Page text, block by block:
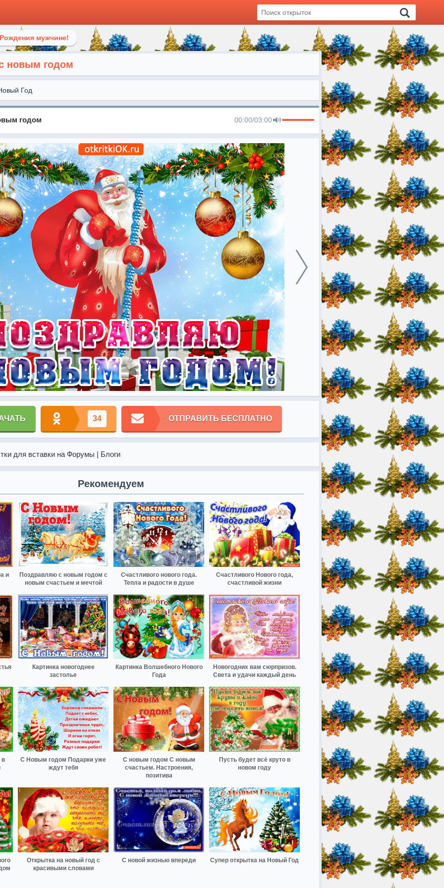
мужчине!
новым годом
Год
годом 00:00/03:00
34 ОТПРАВИТЬ БЕСПЛАТНО
для вставки на Форумы | Блоги
Рекомендуем
и
Поздравляю с новым годом с
новым счастьем и мечтой
Счастливого нового года.
Тепла и радости в душе
Счастливого Нового года,
счастливой жизни
Картинка новогоднее
застолье
Картинка Волшебного Нового
Года
Новогодних вам сюрпризов.
Света и удачи каждый день
в
С Новым годом Подарки уже
ждут тебя
С новым годом С новым
счастьем. Настроения,
позитива
Пусть будет всё круто в
новом году
Открытка на новый год с
красивыми словами
С новой жизнью впереди Супер открытка на Новый Год